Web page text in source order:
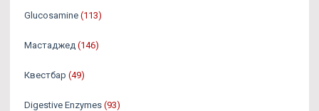
Glucosamine (113)
Мастаджед (146)
Квестбар (49)
Digestive Enzymes (93)